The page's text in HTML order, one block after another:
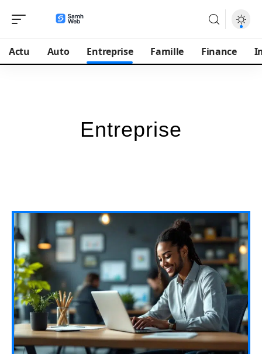
Actu Auto Entreprise Famille Finance
Entreprise